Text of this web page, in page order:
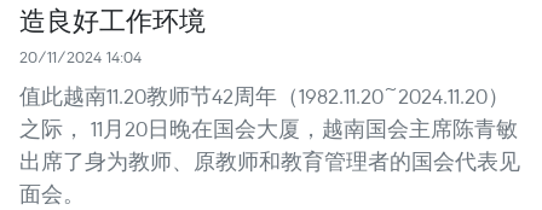
造良好工作环境
20/11/2024 14:04
值此越南11.20教师节42周年（1982.11.20~2024.11.20）
之际， 11月20日晚在国会大厦，越南国会主席陈青敏
出席了身为教师、原教师和教育管理者的国会代表见
面会。